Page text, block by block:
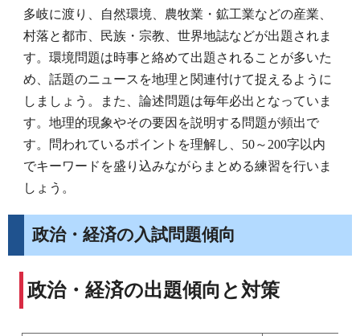
多岐に渡り、自然環境、農牧業・鉱工業などの産業、
村落と都市、民族・宗教、世界地誌などが出題されま
す。環境問題は時事と絡めて出題されることが多いた
め、話題のニュースを地理と関連付けて捉えるように
しましょう。また、論述問題は毎年必出となっていま
す。地理的現象やその要因を説明する問題が頻出で
す。問われているポイントを理解し、50～200字以内
でキーワードを盛り込みながらまとめる練習を行いま
しょう。
政治・経済の入試問題傾向
政治・経済の出題傾向と対策